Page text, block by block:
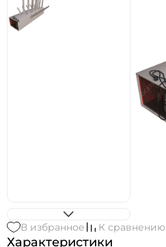
В избранное К сравнению
Характеристики